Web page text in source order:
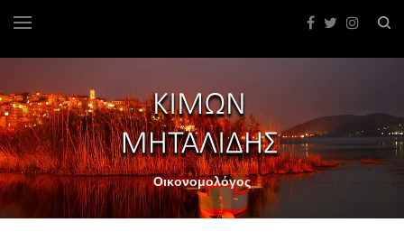
Οικονομολόγος